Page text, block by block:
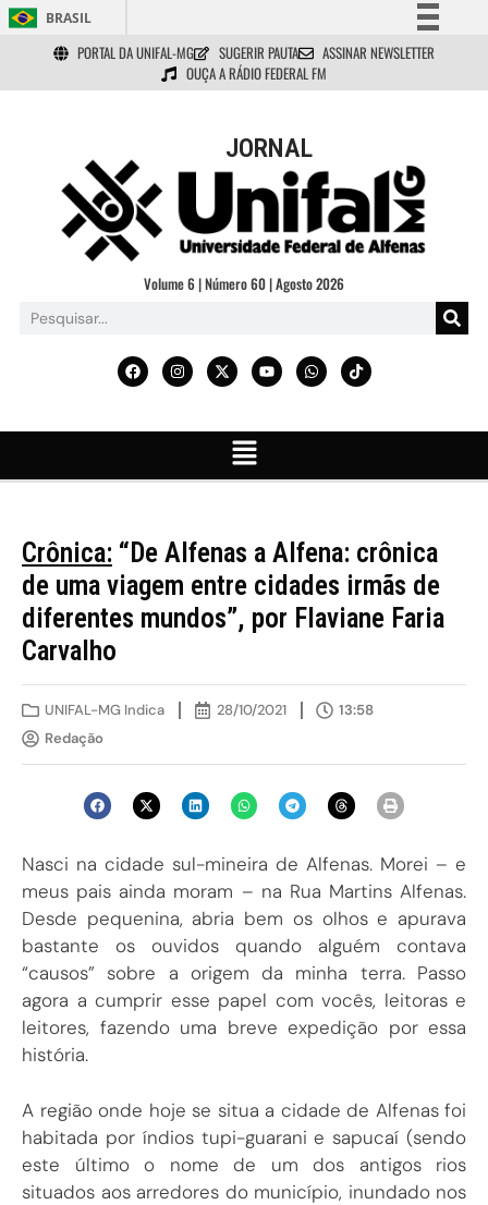
BRASIL
Simplifique!
Comunica BR
Acesso à informação
Legislação
Canais
PORTAL DA UNIFAL-MG SUGERIR PAUTA
ASSINAR NEWSLETTER
OUÇA A RÁDIO FEDERAL FM
JORNAL
Volume 6 | Número 60 | Agosto 2026
Crônica: “De Alfenas a Alfena: crônica
de uma viagem entre cidades irmãs de
diferentes mundos”, por Flaviane Faria
Carvalho
UNIFAL-MG Indica 28/10/2021
13:58
Redação
Nasci na cidade sul-mineira de Alfenas. Morei – e
meus pais ainda moram – na Rua Martins Alfenas.
Desde pequenina, abria bem os olhos e apurava
bastante os ouvidos quando alguém contava
“causos” sobre a origem da minha terra. Passo
agora a cumprir esse papel com vocês, leitoras e
leitores, fazendo uma breve expedição por essa
história.
A região onde hoje se situa a cidade de Alfenas foi
habitada por índios tupi-guarani e sapucaí (sendo
este último o nome de um dos antigos rios
situados aos arredores do município, inundado nos